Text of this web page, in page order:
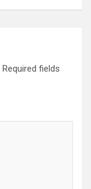
Required fields